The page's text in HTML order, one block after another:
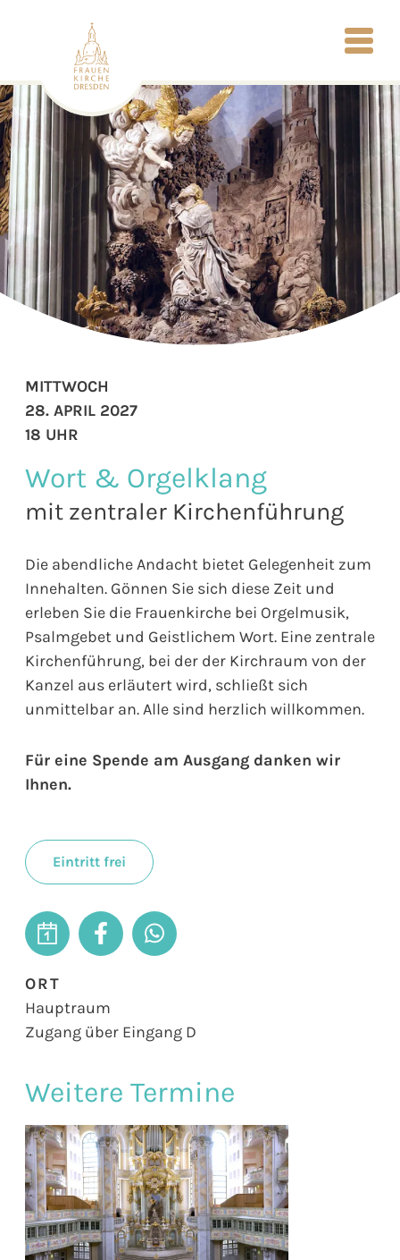
Wort & Orgelklang
mit zentraler Kirchenführung
Die abendliche Andacht bietet Gelegenheit zum
Innehalten. Gönnen Sie sich diese Zeit und
erleben Sie die Frauenkirche bei Orgelmusik,
Psalmgebet und Geistlichem Wort. Eine zentrale
Kirchenführung, bei der der Kirchraum von der
Kanzel aus erläutert wird, schließt sich
unmittelbar an. Alle sind herzlich willkommen.
Für eine Spende am Ausgang danken wir
Ihnen.
Eintritt frei
MITTWOCH
28. APRIL 2027
18 UHR
ORT
Hauptraum
Zugang über Eingang D
Weitere Termine